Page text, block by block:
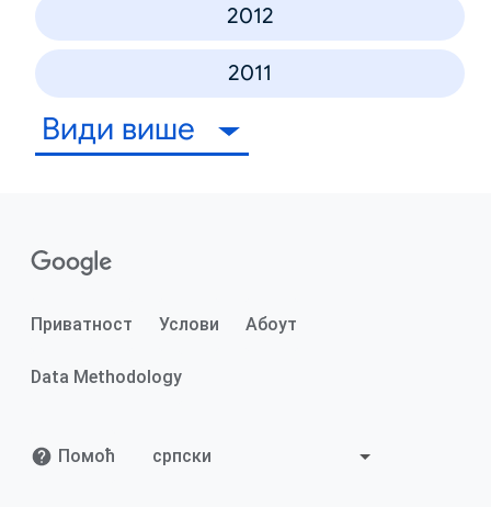
2012
2011
Види више
Приватност Услови Абоут
Data Methodology
Помоћ